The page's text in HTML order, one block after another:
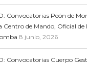
Convocatorias Peón de
Centro de Mando, Oficial
8 junio, 2026
Convocatorias Cuerpo